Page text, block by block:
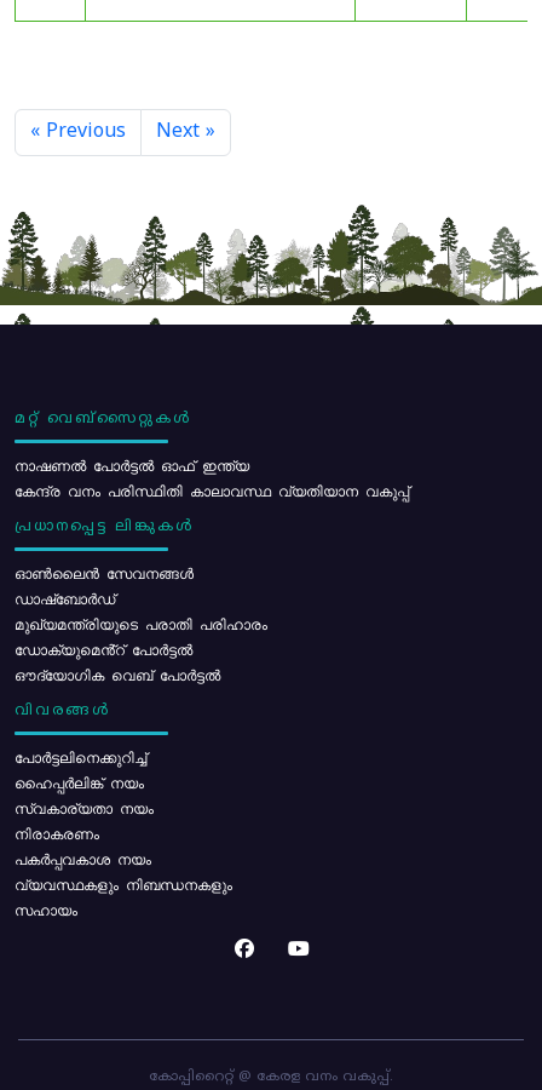
« Previous Next »
മറ്റ് വെബ്സൈറ്റുകൾ
നാഷണൽ പോർട്ടൽ ഓഫ് ഇന്ത്യ
കേന്ദ്ര വനം പരിസ്ഥിതി കാലാവസ്ഥ വ്യതിയാന വകുപ്പ്
പ്രധാനപ്പെട്ട ലിങ്കുകൾ
ഓൺലൈൻ സേവനങ്ങൾ
ഡാഷ്ബോർഡ്
മുഖ്യമന്ത്രിയുടെ പരാതി പരിഹാരം
ഡോക്യുമെൻ്റ് പോർട്ടൽ
ഔദ്യോഗിക വെബ് പോർട്ടൽ
വിവരങ്ങൾ
പോര്‍ട്ടലിനെക്കുറിച്ച്
ഹൈപ്പർലിങ്ക് നയം
സ്വകാര്യതാ നയം
നിരാകരണം
പകർപ്പവകാശ നയം
വ്യവസ്ഥകളും നിബന്ധനകളും
സഹായം
കോപ്പിറൈറ്റ് @ കേരള വനം വകുപ്പ്.